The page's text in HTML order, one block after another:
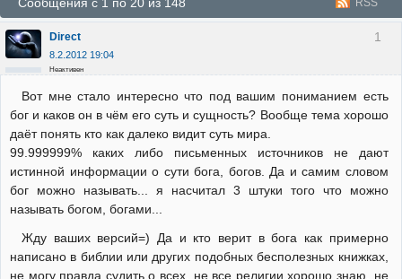
RSS
Сообщения с 1 по 20 из 148
1
Direct
8.2.2012 19:04
Неактивен
Вот мне стало интересно что под вашим пониманием есть
бог и каков он в чём его суть и сущность? Вообще тема хорошо
даёт понять кто как далеко видит суть мира.
99.999999% каких либо письменных источников не дают
истинной информации о сути бога, богов. Да и самим словом
бог можно называть... я насчитал 3 штуки того что можно
называть богом, богами...
Жду ваших версий=) Да и кто верит в бога как примерно
написано в библии или других подобных бесполезных книжках,
не могу правда судить о всех, не все религии хорошо знаю, не